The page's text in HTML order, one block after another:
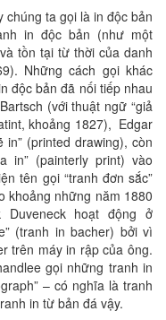
ta gọi là in độc bản
in độc bản (như một
tồn tại từ thời của danh
Những cách gọi khác
độc bản đã nối tiếp nhau
(với thuật ngữ “giả
khoảng 1827), Edgar
in” (printed drawing), còn
in” (painterly print) vào
tên gọi “tranh đơn sắc”
khoảng những năm 1880
hoạt động ở
(tranh in bacher) bởi vì
trên máy in rập của ông.
gọi những tranh in
– có nghĩa là tranh
in từ bản đá vậy.